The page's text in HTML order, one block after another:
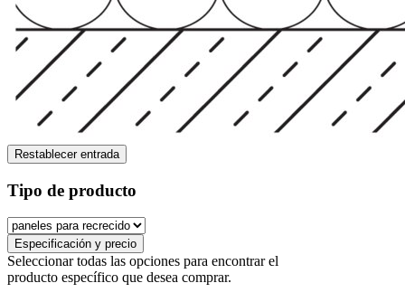
Restablecer entrada
Tipo de producto
Especificación y precio
Seleccionar todas las opciones para encontrar el
producto específico que desea comprar.